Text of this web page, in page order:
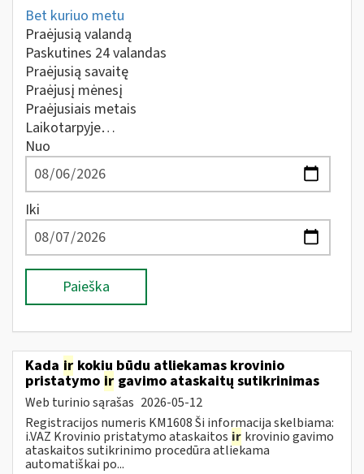
Bet kuriuo metu
Praėjusią valandą
Paskutines 24 valandas
Praėjusią savaitę
Praėjusį mėnesį
Praėjusiais metais
Laikotarpyje…
Nuo
Iki
Paieška
Kada ir kokiu būdu atliekamas krovinio
pristatymo ir gavimo ataskaitų sutikrinimas
Web turinio sąrašas 2026-05-12
Registracijos numeris KM1608 Ši informacija skelbiama:
i.VAZ Krovinio pristatymo ataskaitos ir krovinio gavimo
ataskaitos sutikrinimo procedūra atliekama
automatiškai po...